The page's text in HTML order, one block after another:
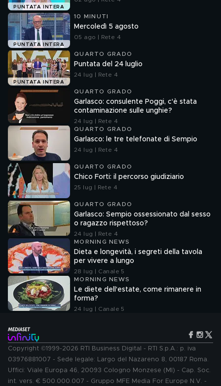
PUNTATA INTERA
PUNTATA INTERA
10 MINUTI
Mercoledì 5 agosto
05 ago | Rete 4
PUNTATA INTERA
QUARTO GRADO
Puntata del 24 luglio
24 lug | Rete 4
QUARTO GRADO
Garlasco: consulente Poggi, c'è stata
contaminazione sulle unghie?
24 lug | Rete 4
QUARTO GRADO
Garlasco: le tre telefonate di Sempio
24 lug | Rete 4
QUARTO GRADO
Chico Forti: il percorso giudiziario
25 lug | Rete 4
QUARTO GRADO
Garlasco: Sempio ossessionato dal sesso
o ragazzo rispettoso?
24 lug | Rete 4
MORNING NEWS
Dieta e longevità, i segreti della tavola
per vivere a lungo
28 lug | Canale 5
MORNING NEWS
Le diete dell'estate, come rimanere in
forma?
24 lug | Canale 5
Copyright ©1999-2026 RTI Business Digital - RTI S.p.A.: p. iva
03976881007 - Sede legale: Largo del Nazareno 8, 00187 Roma.
Uffici: Viale Europa 46, 20093 Cologno Monzese (MI) - Cap. Soc.
int. vers. € 500.000.007 - Gruppo MFE Media For Europe N.V. -